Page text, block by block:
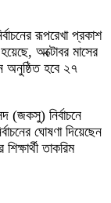
রূপরেখা প্রকাশ
অক্টোবর মাসের
অনুষ্ঠিত হবে ২৭
(জকসু) নির্বাচনে
ঘোষণা দিয়েছেন
তাকরিম